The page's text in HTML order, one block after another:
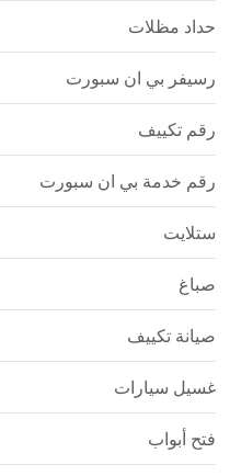
حداد مظلات
رسيفر بي ان سبورت
رقم تكييف
رقم خدمة بي ان سبورت
ستلايت
صباغ
صيانة تكييف
غسيل سيارات
فتح أبواب